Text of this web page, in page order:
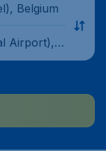
Belgium
Airport),